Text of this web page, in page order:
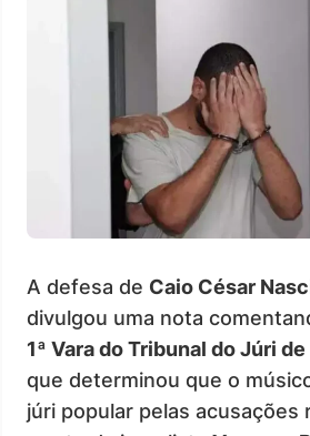
A defesa de Caio César
divulgou uma nota
1ª Vara do Tribunal do Júri
que determinou que o
júri popular pelas acusações